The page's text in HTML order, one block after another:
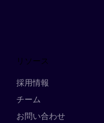
リソース
採用情報
チーム
お問い合わせ